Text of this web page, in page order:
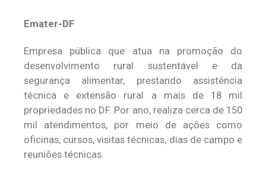
Emater-DF
Empresa pública que atua na promoção do
desenvolvimento rural sustentável e da
segurança alimentar, prestando assistência
técnica e extensão rural a mais de 18 mil
propriedades no DF. Por ano, realiza cerca de 150
mil atendimentos, por meio de ações como
oficinas, cursos, visitas técnicas, dias de campo e
reuniões técnicas.